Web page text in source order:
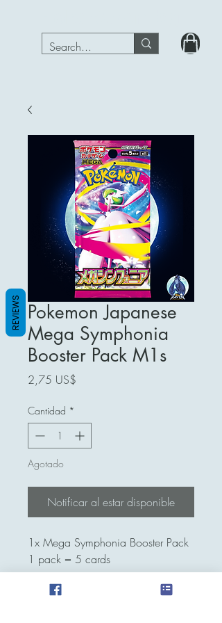
Pokemon Japanese
Mega Symphonia
Booster Pack M1s
2,75 US$
Cantidad *
Agotado
Notificar al estar disponible
1x Mega Symphonia Booster Pack
1 pack = 5 cards
REVIEWS